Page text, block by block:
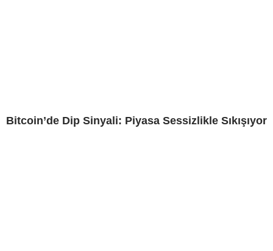
Bitcoin’de Dip Sinyali: Piyasa Sessizlikle Sıkışıyor